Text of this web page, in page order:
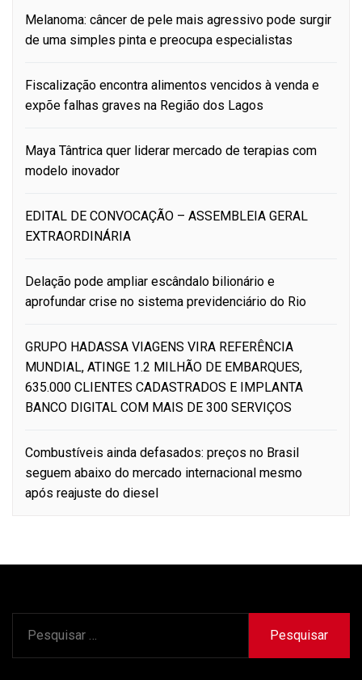
Melanoma: câncer de pele mais agressivo pode surgir
de uma simples pinta e preocupa especialistas
Fiscalização encontra alimentos vencidos à venda e
expõe falhas graves na Região dos Lagos
Maya Tântrica quer liderar mercado de terapias com
modelo inovador
EDITAL DE CONVOCAÇÃO – ASSEMBLEIA GERAL
EXTRAORDINÁRIA
Delação pode ampliar escândalo bilionário e
aprofundar crise no sistema previdenciário do Rio
GRUPO HADASSA VIAGENS VIRA REFERÊNCIA
MUNDIAL, ATINGE 1.2 MILHÃO DE EMBARQUES,
635.000 CLIENTES CADASTRADOS E IMPLANTA
BANCO DIGITAL COM MAIS DE 300 SERVIÇOS
Combustíveis ainda defasados: preços no Brasil
seguem abaixo do mercado internacional mesmo
após reajuste do diesel
por: